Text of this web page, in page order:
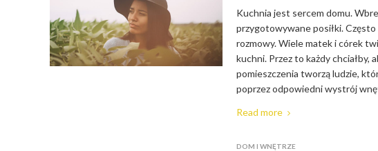
Kuchnia jest sercem domu.
przygotowywane posiłki.
rozmowy. Wiele matek i córek
kuchni. Przez to każdy chciałby,
pomieszczenia tworzą ludzie,
poprzez odpowiedni wystrój
Read more
DOM I WNĘTRZE